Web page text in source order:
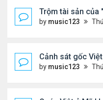
Trộm tài sản của
by music123 Thứ 5 Tháng 11
Cảnh sát gốc
by music123 Thứ 5 Tháng 11